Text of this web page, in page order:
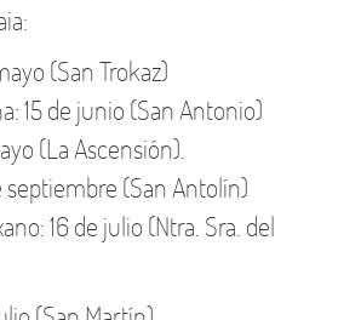
(San Trokaz)
15 de junio (San Antonio)
(La Ascensión).
septiembre (San Antolín)
16 de julio (Ntra. Sra. del